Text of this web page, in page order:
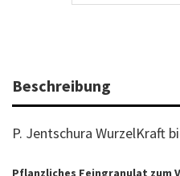
Beschreibung
P. Jentschura WurzelKraft
Pflanzliches Feingranulat zum